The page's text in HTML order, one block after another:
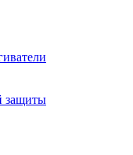
защиты